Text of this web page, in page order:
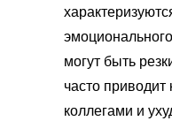
могут быть
часто приводит
коллегами и